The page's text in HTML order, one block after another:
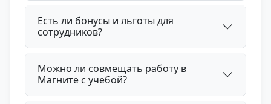
Есть ли бонусы и льготы для
сотрудников?
Можно ли совмещать работу в
Магните с учебой?